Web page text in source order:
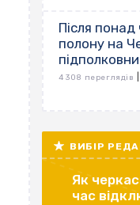
Після понад
полону на
4 308 переглядів
ВИБІР
Як
час